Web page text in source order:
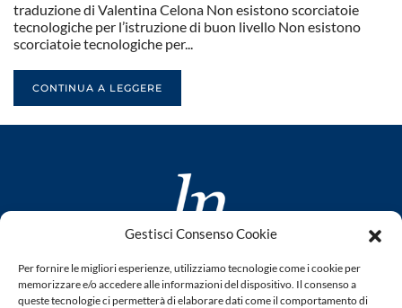
Gestisci Consenso Cookie
Per fornire le migliori esperienze, utilizziamo tecnologie come i cookie per
memorizzare e/o accedere alle informazioni del dispositivo. Il consenso a
queste tecnologie ci permetterà di elaborare dati come il comportamento di
traduzione di Valentina Celona Non esistono scorciatoie
tecnologiche per l’istruzione di buon livello Non esistono
scorciatoie tecnologiche per...
CONTINUA A LEGGERE
www.laletteraturaenoi.it
fondato da Romano Luperini